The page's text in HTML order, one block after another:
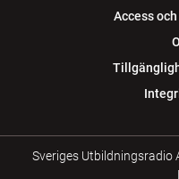
Access
Sveriges Utbildningsradio